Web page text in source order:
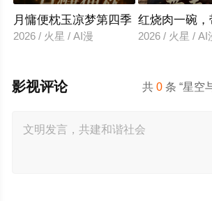
月慵便枕玉凉梦第四季
2026 / 火星 / AI漫
红烧肉一碗
2026 / 火星 / AI
共0 条 “星空
影视评论